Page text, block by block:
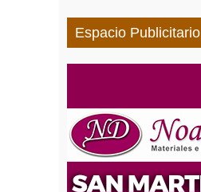
Espacio Publicitario